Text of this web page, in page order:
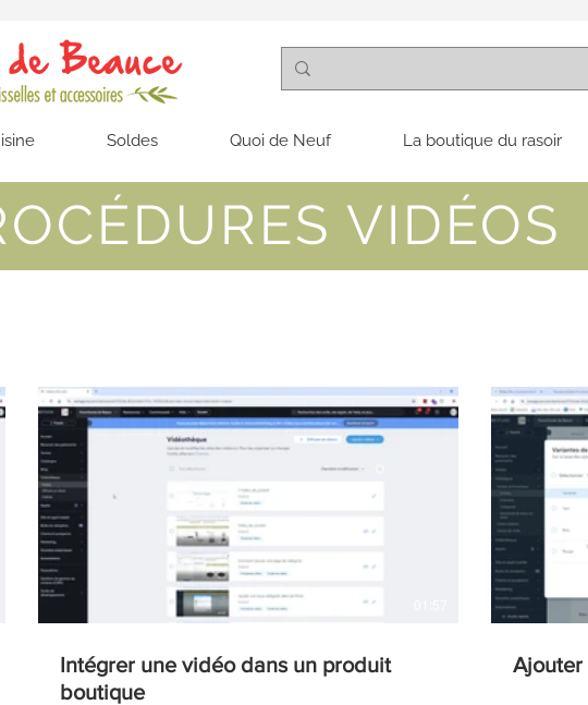
Soldes Quoi de Neuf La boutique du rasoir
VIDÉOS
Intégrer une vidéo dans un produit
boutique
Ajouter